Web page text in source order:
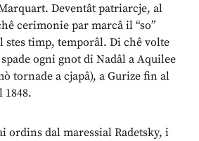
Deventât patriarcje, al
cerimonie par marcâ il “so”
stes timp, temporâl. Di chê volte
ogni gnot di Nadâl a Aquilee
tornade a cjapâ), a Gurize fin al
1848.
ordins dal maressial Radetsky, i